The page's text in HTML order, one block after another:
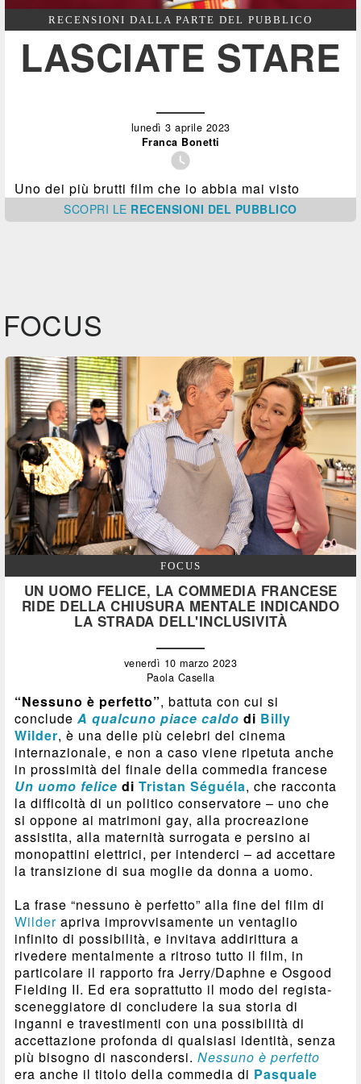
RECENSIONI DALLA PARTE DEL PUBBLICO
LASCIATE STARE
lunedì 3 aprile 2023
Franca Bonetti

Uno dei più brutti film che io abbia mai visto
SCOPRI LE RECENSIONI DEL PUBBLICO
FOCUS
FOCUS
UN UOMO FELICE, LA COMMEDIA FRANCESE
RIDE DELLA CHIUSURA MENTALE INDICANDO
LA STRADA DELL'INCLUSIVITÀ
venerdì 10 marzo 2023
Paola Casella
“Nessuno è perfetto”, battuta con cui si
concludeA qualcuno piace caldo di Billy
Wilder, è una delle più celebri del cinema
internazionale, e non a caso viene ripetuta anche
in prossimità del finale della commedia francese
Un uomo felice diTristan Séguéla, che racconta
la difficoltà di un politico conservatore – uno che
si oppone ai matrimoni gay, alla procreazione
assistita, alla maternità surrogata e persino ai
monopattini elettrici, per intenderci – ad accettare
la transizione di sua moglie da donna a uomo.
La frase “nessuno è perfetto” alla fine del film di
Wilder apriva improvvisamente un ventaglio
infinito di possibilità, e invitava addirittura a
rivedere mentalmente a ritroso tutto il film, in
particolare il rapporto fra Jerry/Daphne e Osgood
Fielding II. Ed era soprattutto il modo del regista-
sceneggiatore di concludere la sua storia di
inganni e travestimenti con una possibilità di
accettazione profonda di qualsiasi identità, senza
più bisogno di nascondersi.Nessuno è perfetto
era anche il titolo della commedia di Pasquale